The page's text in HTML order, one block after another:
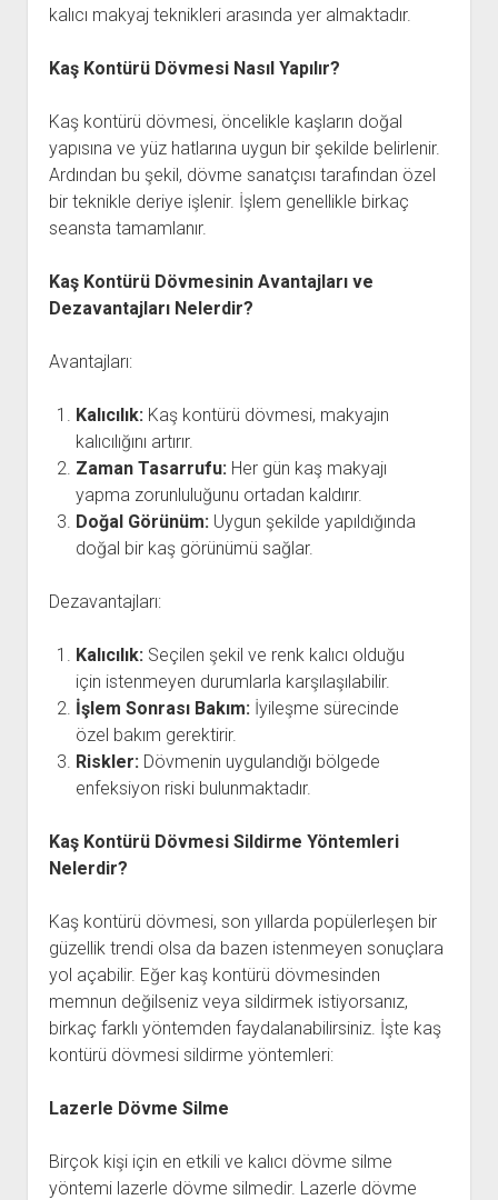
kalıcı makyaj teknikleri arasında yer almaktadır.
Kaş Kontürü Dövmesi Nasıl Yapılır?
Kaş kontürü dövmesi, öncelikle kaşların doğal
yapısına ve yüz hatlarına uygun bir şekilde belirlenir.
Ardından bu şekil, dövme sanatçısı tarafından özel
bir teknikle deriye işlenir. İşlem genellikle birkaç
seansta tamamlanır.
Kaş Kontürü Dövmesinin Avantajları ve
Dezavantajları Nelerdir?
Avantajları:
Kalıcılık: Kaş kontürü dövmesi, makyajın
kalıcılığını artırır.
Zaman Tasarrufu: Her gün kaş makyajı
yapma zorunluluğunu ortadan kaldırır.
Doğal Görünüm: Uygun şekilde yapıldığında
doğal bir kaş görünümü sağlar.
Dezavantajları:
Kalıcılık: Seçilen şekil ve renk kalıcı olduğu
için istenmeyen durumlarla karşılaşılabilir.
İşlem Sonrası Bakım: İyileşme sürecinde
özel bakım gerektirir.
Riskler: Dövmenin uygulandığı bölgede
enfeksiyon riski bulunmaktadır.
Kaş Kontürü Dövmesi Sildirme Yöntemleri
Nelerdir?
Kaş kontürü dövmesi, son yıllarda popülerleşen bir
güzellik trendi olsa da bazen istenmeyen sonuçlara
yol açabilir. Eğer kaş kontürü dövmesinden
memnun değilseniz veya sildirmek istiyorsanız,
birkaç farklı yöntemden faydalanabilirsiniz. İşte kaş
kontürü dövmesi sildirme yöntemleri:
Lazerle Dövme Silme
Birçok kişi için en etkili ve kalıcı dövme silme
yöntemi lazerle dövme silmedir. Lazerle dövme